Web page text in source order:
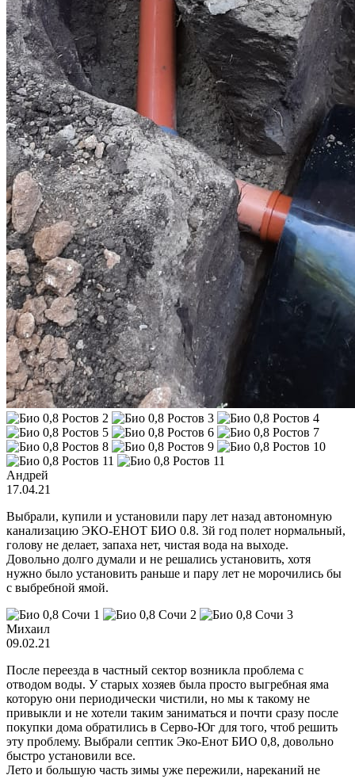
Андрей
17.04.21
Выбрали, купили и установили пару лет назад автономную
канализацию ЭКО-ЕНОТ БИO 0.8. 3й год полет нормальный,
голову не делает, запаха нет, чистая вода на выходе.
Довольно долго думали и не решались установить, хотя
нужно было установить раньше и пару лет не морочились бы
с выбребной ямой.
Михаил
09.02.21
После переезда в частный сектор возникла проблема с
отводом воды. У старых хозяев была просто выгребная яма
которую они периодически чистили, но мы к такому не
привыкли и не хотели таким заниматься и почти сразу после
покупки дома обратились в Серво-Юг для того, чтоб решить
эту проблему. Выбрали септик Эко-Енот БИО 0,8, довольно
быстро установили все.
Лето и большую часть зимы уже пережили, нареканий не